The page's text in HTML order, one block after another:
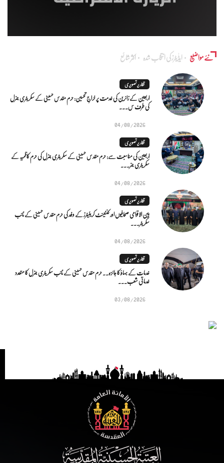
نئے مواضیع ایڈٰیٹرز کی انتخاب شدہ اکثر شائع
تقاریر تصویری
اربعین کے زائرین کی خدمت پر خراجِ تحسین: حرم مقدس حسینی کے سکریٹری جنرل
کی طرف س...
04/08/2026
تقاریر تصویری
اربعین کی مناسبت سے: حرم مقدس حسینی کے سکریٹری جنرل کی حرم کاظمیہ کے
سکریٹری جنر...
04/08/2026
تقاریر تصویری
بین الاقوامی صحافیوں اور کنٹینٹ کریئیٹرز کے وفد کی حرم مقدس حسینی کے نائب
سکریٹر...
04/08/2026
تقاریر تصویری
خدمات کے بہاؤ کا جائزہ.. حرم مقدس حسینی کے نائب سکریٹری جنرل کا متعدد
خدماتی شعب...
03/08/2026